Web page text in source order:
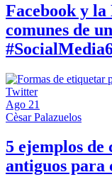
Facebook y
comunes de
Ago 21
Cèsar Palazuelos
5 ejemplos
antiguos